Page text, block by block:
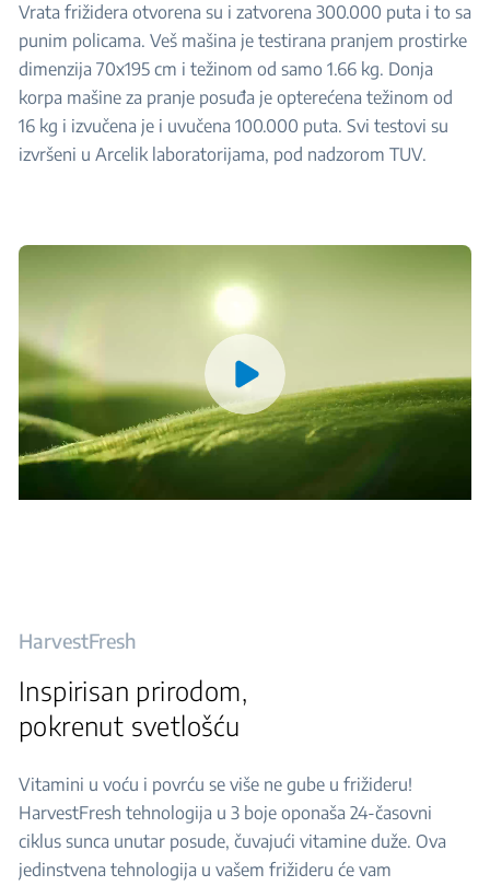
Vrata frižidera otvorena su i zatvorena 300.000 puta i to sa
punim policama. Veš mašina je testirana pranjem prostirke
dimenzija 70x195 cm i težinom od samo 1.66 kg. Donja
korpa mašine za pranje posuđa je opterećena težinom od
16 kg i izvučena je i uvučena 100.000 puta. Svi testovi su
izvršeni u Arcelik laboratorijama, pod nadzorom TUV.
HarvestFresh
Inspirisan prirodom,
pokrenut svetlošću
Vitamini u voću i povrću se više ne gube u frižideru!
HarvestFresh tehnologija u 3 boje oponaša 24-časovni
ciklus sunca unutar posude, čuvajući vitamine duže. Ova
jedinstvena tehnologija u vašem frižideru će vam